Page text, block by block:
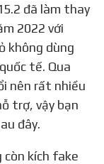
đã làm thay
2022 với
không dùng
tế. Qua
nên rất nhiều
trợ, vậy bạn
đây.